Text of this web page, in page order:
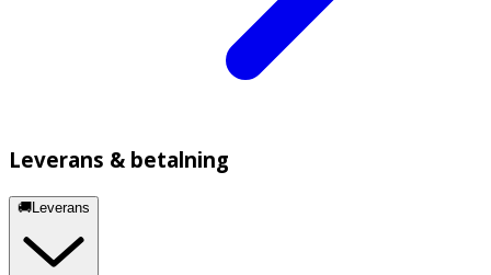
Leverans & betalning
🚚Leverans